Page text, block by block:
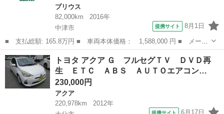
プリウス
82,000km
2016年
中津市
提携サイト 8月1日
■ 支払総額: 165.8万円 ■ 車両本体価格： 1,588,000 円 ■ メーカ
ー名： トヨタ ■ 車種名： プリウス ■ グレード名： Ａプレミ
アム 純正９型ナビ フルセグ バックカメラ ＥＴＣ２．０ 社外
ドラレコ...
大分 中津市 プリウス
トヨタ アクア Ｇ フルセグＴＶ ＤＶＤ再
生 ＥＴＣ ＡＢＳ ＡＵＴＯエアコン…
230,000円
アクア
220,978km
2012年
提携サイト 6月17日